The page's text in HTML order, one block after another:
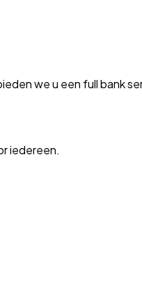
we u een full bank
iedereen.